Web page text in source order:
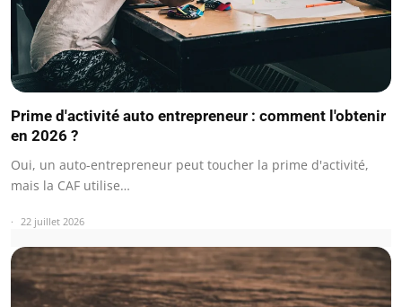
Prime d'activité auto entrepreneur : comment l'obtenir
en 2026 ?
Oui, un auto-entrepreneur peut toucher la prime d'activité,
mais la CAF utilise…
22 juillet 2026